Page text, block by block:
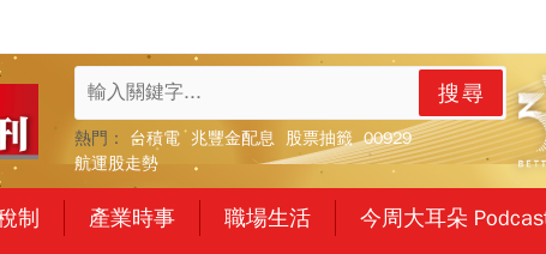
搜尋
熱門： 台積電 兆豐金配息 股票抽籤 00929
航運股走勢
制 產業時事 職場生活 今周大耳朵